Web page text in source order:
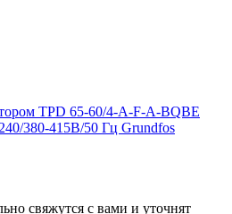
TPD 65-60/4-A-F-A-BQBE
380-415В/50 Гц Grundfos
свяжутся с вами и уточнят